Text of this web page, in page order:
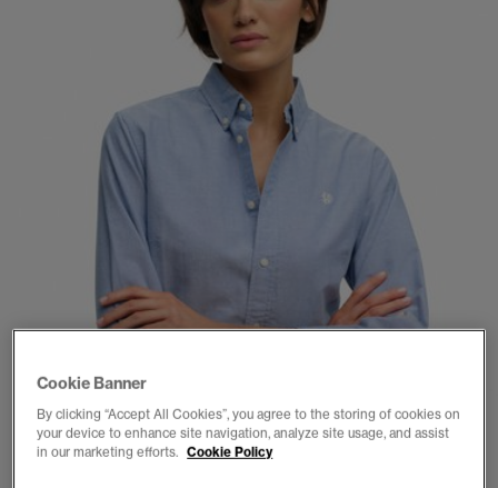
1 2 3 4 5
Cookie Banner
By clicking “Accept All Cookies”, you agree to the storing of cookies on
your device to enhance site navigation, analyze site usage, and assist
in our marketing efforts. Cookie Policy